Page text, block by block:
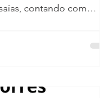
contando com
Maria. A Santa